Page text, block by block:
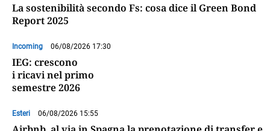
La sostenibilità secondo Fs: cosa dice il Green Bond
Report 2025
Incoming 06/08/2026 17:30
IEG: crescono
i ricavi nel primo
semestre 2026
Esteri 06/08/2026 15:55